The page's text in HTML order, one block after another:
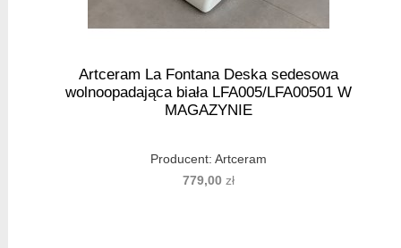
Artceram La Fontana Deska sedesowa
wolnoopadająca biała LFA005/LFA00501 W
MAGAZYNIE
Producent: Artceram
779,00zł